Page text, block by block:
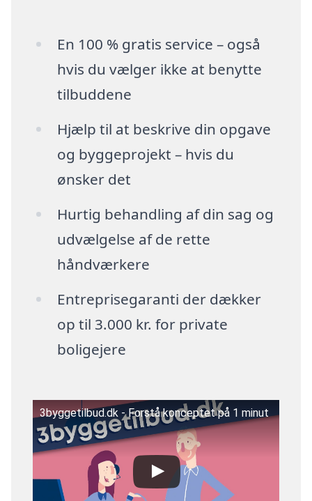
En 100 % gratis service – også
hvis du vælger ikke at benytte
tilbuddene
Hjælp til at beskrive din opgave
og byggeprojekt – hvis du
ønsker det
Hurtig behandling af din sag og
udvælgelse af de rette
håndværkere
Entreprisegaranti der dækker
op til 3.000 kr. for private
boligejere
3byggetilbud.dk - Forstå konceptet på 1 minut